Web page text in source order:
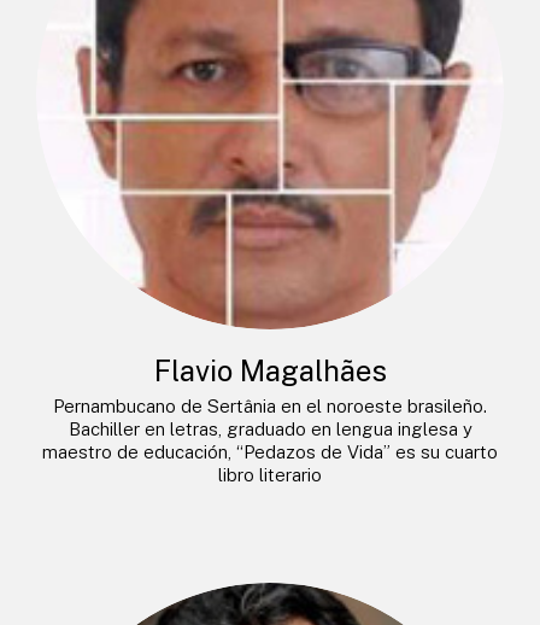
Flavio Magalhães
Pernambucano de Sertânia en el noroeste brasileño.
Bachiller en letras, graduado en lengua inglesa y
maestro de educación, “Pedazos de Vida” es su cuarto
libro literario